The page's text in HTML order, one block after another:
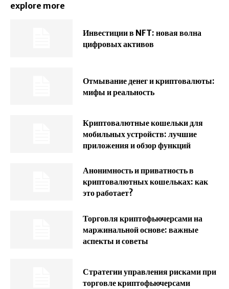
explore more
Инвестиции в NFT: новая волна
цифровых активов
Отмывание денег и криптовалюты:
мифы и реальность
Криптовалютные кошельки для
мобильных устройств: лучшие
приложения и обзор функций
Анонимность и приватность в
криптовалютных кошельках: как
это работает?
Торговля криптофьючерсами на
маржинальной основе: важные
аспекты и советы
Стратегии управления рисками при
торговле криптофьючерсами